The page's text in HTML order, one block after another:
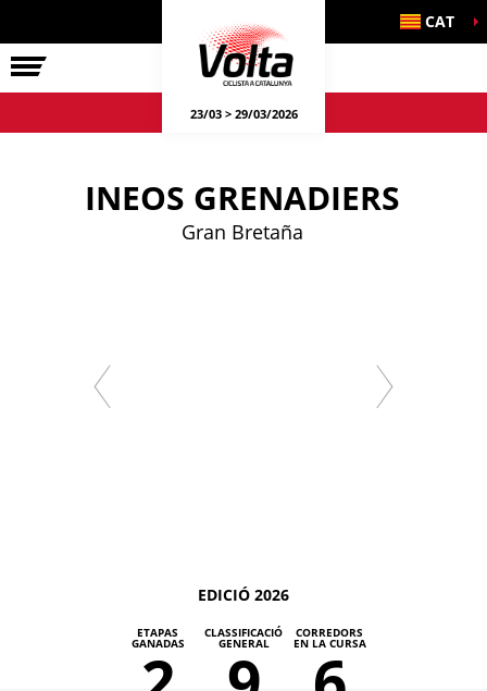
VOLTA CAT
23/03 > 29/03/2026
INEOS GRENADIERS
Gran Bretaña
EDICIÓ 2026
ETAPAS
GANADAS
CLASSIFICACIÓ
GENERAL
CORREDORS
EN LA CURSA